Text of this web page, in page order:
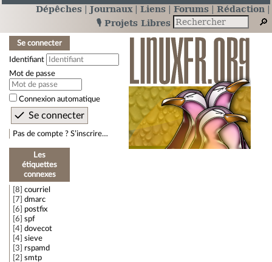
Dépêches Journaux Liens Forums
Rédaction
🎙️ Projets Libres
Se connecter
Identifiant
Mot de passe
Connexion automatique
Pas de compte ? S’inscrire…
Les
étiquettes
connexes
8
courriel
7
dmarc
6
postfix
6
spf
4
dovecot
4
sieve
3
rspamd
2
smtp